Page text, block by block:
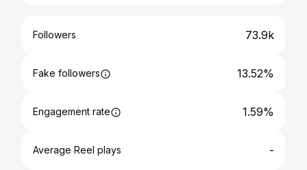
Followers 73.9k
Fake followers 13.52%
Engagement rate 1.59%
Average Reel plays -